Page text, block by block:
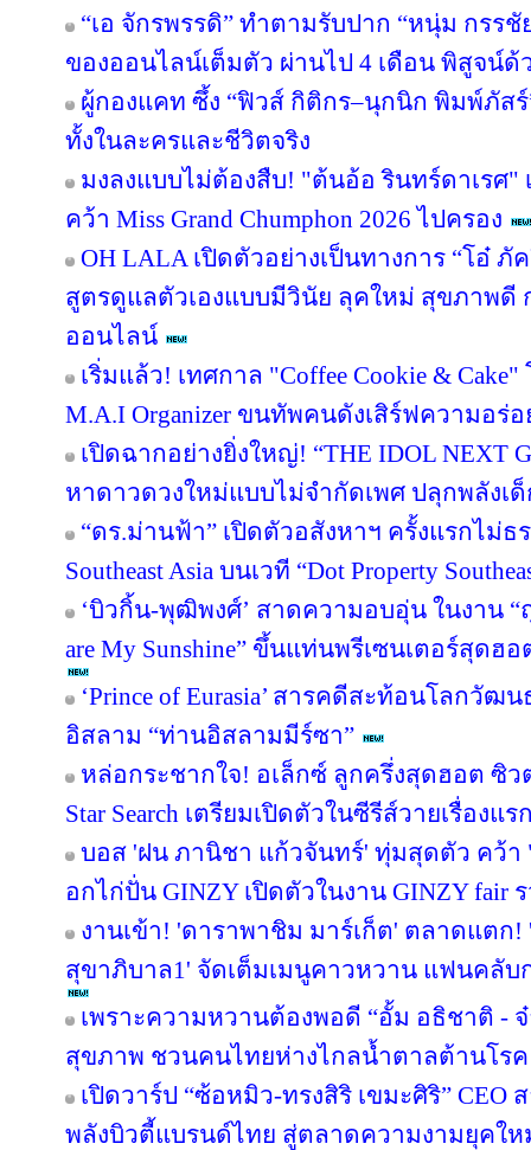
“เอ จักรพรรดิ” ทำตามรับปาก “หนุ่ม กรร
ของออนไลน์เต็มตัว ผ่านไป 4 เดือน พิสูจน์ด้
ผู้กองแคท ซึ้ง “ฟิวส์ กิติกร–นุกนิก พิมพ์ภัสร์
ทั้งในละครและชีวิตจริง
มงลงแบบไม่ต้องสืบ! "ต้นอ้อ รินทร์ดาเรศ"
คว้า Miss Grand Chumphon 2026 ไปครอง
OH LALA เปิดตัวอย่างเป็นทางการ “โอ๋
สูตรดูแลตัวเองแบบมีวินัย ลุคใหม่ สุขภาพดี
ออนไลน์
เริ่มแล้ว! เทศกาล "Coffee Cookie &
M.A.I Organizer ขนทัพคนดังเสิร์ฟความอร่
เปิดฉากอย่างยิ่งใหญ่! “THE IDOL NEXT
หาดาวดวงใหม่แบบไม่จำกัดเพศ ปลุกพลังเ
“ดร.ม่านฟ้า” เปิดตัวอสังหาฯ ครั้งแรกไม่
Southeast Asia บนเวที “Dot Property
‘บิวกิ้น-พุฒิพงศ์’ สาดความอบอุ่น ในงาน “
are My Sunshine” ขึ้นแท่นพรีเซนเตอร์สุด
‘Prince of Eurasia’ สารคดีสะท้อนโลกวัฒ
อิสลาม “ท่านอิสลามมีร์ซา”
หล่อกระชากใจ! อเล็กซ์ ลูกครึ่งสุดฮอต ซิว
Star Search เตรียมเปิดตัวในซีรีส์วายเรื่องแร
บอส 'ฝน ภานิชา แก้วจันทร์' ทุ่มสุดตัว คว้า
อกไก่ปั่น GINZY เปิดตัวในงาน GINZY fair
งานเข้า! 'ดาราพาชิม มาร์เก็ต' ตลาดแตก
สุขาภิบาล1' จัดเต็มเมนูคาวหวาน แฟนคลั
เพราะความหวานต้องพอดี “อั้ม อธิชาติ -
สุขภาพ ชวนคนไทยห่างไกลน้ำตาลต้านโรค
เปิดวาร์ป “ซ้อหมิว-ทรงสิริ เขมะศิริ” CEO
พลังบิวตี้แบรนด์ไทย สู่ตลาดความงามยุคใ